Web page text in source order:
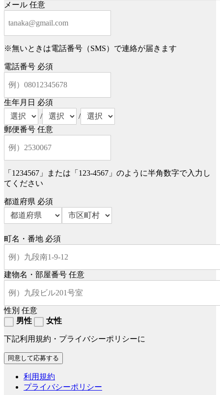
メール 任意
※無いときは電話番号（SMS）で連絡が届きます
電話番号 必須
生年月日 必須
/
/
郵便番号 任意
「1234567」または「123-4567」のように半角数字で入力し
てください
都道府県 必須
町名・番地 必須
建物名・部屋番号 任意
性別 任意
男性
女性
下記利用規約・プライバシーポリシーに
利用規約
プライバシーポリシー